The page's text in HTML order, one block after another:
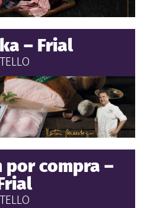
– Frial
TELLO
compra –
TELLO